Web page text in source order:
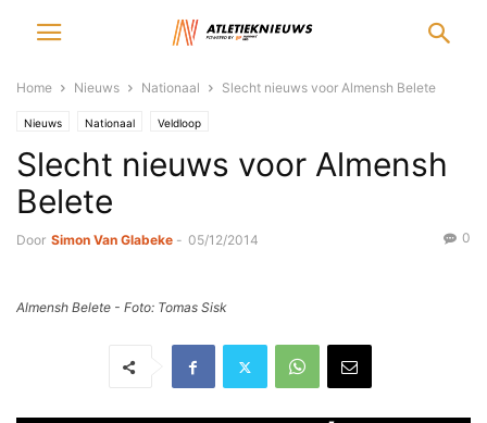
Home Nieuws Nationaal Slecht nieuws voor Almensh Belete
Nieuws Nationaal Veldloop
Slecht nieuws voor Almensh
Belete
Door Simon Van Glabeke - 05/12/2014 0
Almensh Belete - Foto: Tomas Sisk